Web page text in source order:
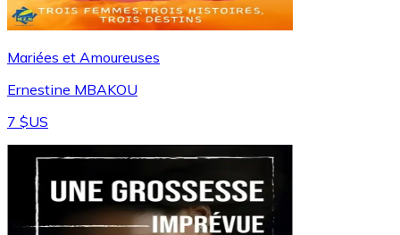
Mariées et Amoureuses
Ernestine MBAKOU
7 $US